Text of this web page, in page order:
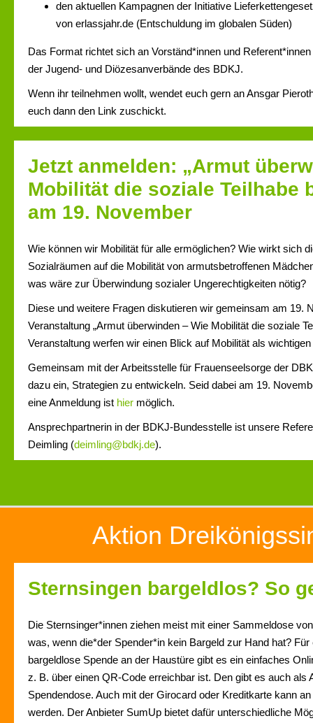
den aktuellen Kampagnen der Initiative
von erlassjahr.de (Entschuldung im globalen Süden)
Das Format richtet sich an Vorständ*innen und
der Jugend- und Diözesanverbände des BDKJ.
Wenn ihr teilnehmen wollt, wendet euch gern an Ansgar
euch dann den Link zuschickt.
Jetzt anmelden: „Armut
Mobilität die soziale Teilhabe
am 19. November
Wie können wir Mobilität für alle ermöglichen? Wie wirkt sich
Sozialräumen auf die Mobilität von armutsbetroffenen
was wäre zur Überwindung sozialer Ungerechtigkeiten nötig?
Diese und weitere Fragen diskutieren wir gemeinsam am 19.
Veranstaltung „Armut überwinden – Wie Mobilität die soziale
Veranstaltung werfen wir einen Blick auf Mobilität als
Gemeinsam mit der Arbeitsstelle für Frauenseelsorge der
dazu ein, Strategien zu entwickeln. Seid dabei am 19.
eine Anmeldung ist hier möglich.
Ansprechpartnerin in der BDKJ-Bundesstelle ist unsere
Deimling (deimling@bdkj.de).
Aktion
Sternsingen bargeldlos? So
Die Sternsinger*innen ziehen meist mit einer Sammeldose
was, wenn die*der Spender*in kein Bargeld zur Hand hat? Für
bargeldlose Spende an der Haustüre gibt es ein einfaches
z. B. über einen QR-Code erreichbar ist. Den gibt es auch als
Spendendose. Auch mit der Girocard oder Kreditkarte kann
werden. Der Anbieter SumUp bietet dafür unterschiedliche